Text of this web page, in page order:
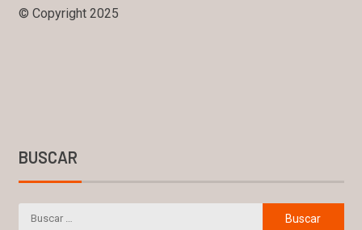
© Copyright 2025
BUSCAR